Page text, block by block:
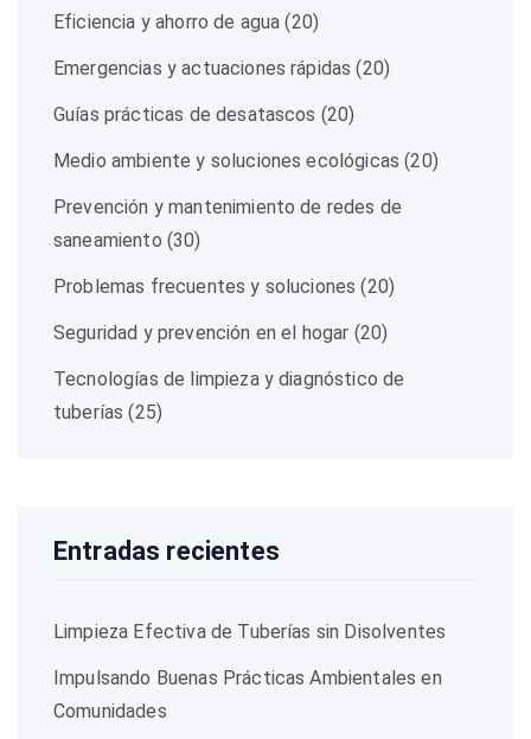
Eficiencia y ahorro de agua (20)
Emergencias y actuaciones rápidas (20)
Guías prácticas de desatascos (20)
Medio ambiente y soluciones ecológicas (20)
Prevención y mantenimiento de redes de
saneamiento (30)
Problemas frecuentes y soluciones (20)
Seguridad y prevención en el hogar (20)
Tecnologías de limpieza y diagnóstico de
tuberías (25)
Entradas recientes
Limpieza Efectiva de Tuberías sin Disolventes
Impulsando Buenas Prácticas Ambientales en
Comunidades